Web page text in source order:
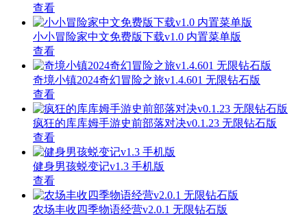
查看
小小冒险家中文免费版下载v1.0 内置菜单版
查看
奇境小镇2024奇幻冒险之旅v1.4.601 无限钻石版
查看
疯狂的库库姆手游史前部落对决v0.1.23 无限钻石版
查看
健身男孩蜕变记v1.3 手机版
查看
农场丰收四季物语经营v2.0.1 无限钻石版